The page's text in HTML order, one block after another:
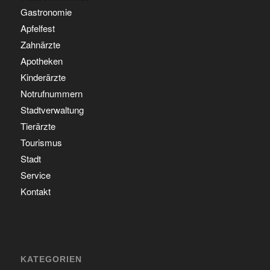
Gastronomie
Apfelfest
Zahnärzte
Apotheken
Kinderärzte
Notrufnummern
Stadtverwaltung
Tierärzte
Tourismus
Stadt
Service
Kontakt
KATEGORIEN